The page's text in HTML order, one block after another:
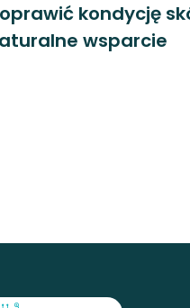
kondycję
wsparcie